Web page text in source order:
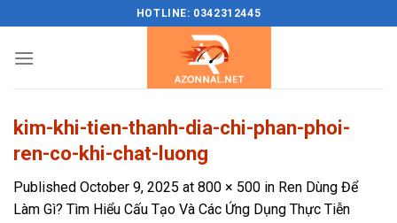
content
HOTLINE: 0342312445
kim-khi-tien-thanh-dia-chi-phan-phoi-
ren-co-khi-chat-luong
Published October 9, 2025 at 800 × 500 in Ren Dùng Để
Làm Gì? Tìm Hiểu Cấu Tạo Và Các Ứng Dụng Thực Tiễn